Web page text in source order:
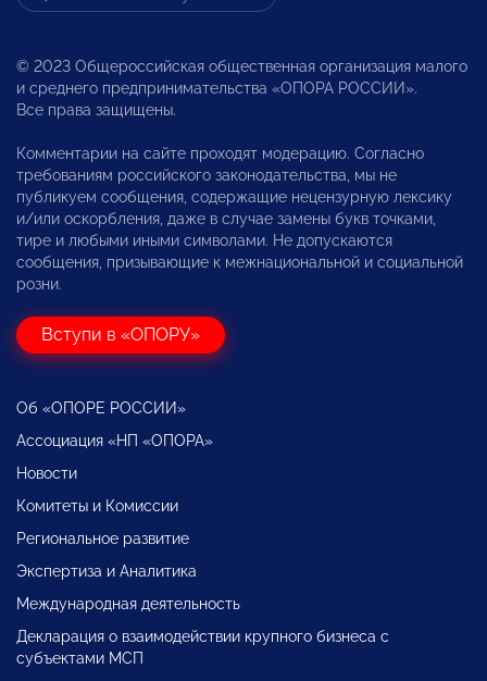
© 2023 Общероссийская общественная организация малого
и среднего предпринимательства «ОПОРА РОССИИ».
Все права защищены.
Комментарии на сайте проходят модерацию. Согласно
требованиям российского законодательства, мы не
публикуем сообщения, содержащие нецензурную лексику
и/или оскорбления, даже в случае замены букв точками,
тире и любыми иными символами. Не допускаются
сообщения, призывающие к межнациональной и социальной
розни.
Вступи в «ОПОРУ»
Об «ОПОРЕ РОССИИ»
Ассоциация «НП «ОПОРА»
Новости
Комитеты и Комиссии
Региональное развитие
Экспертиза и Аналитика
Международная деятельность
Декларация о взаимодействии крупного бизнеса с
субъектами МСП